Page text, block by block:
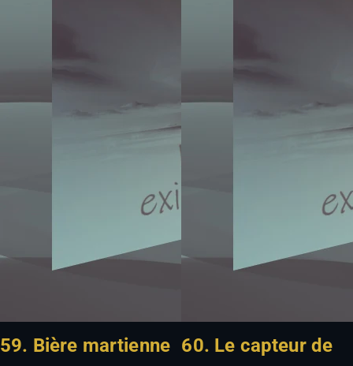
59. Bière martienne 60. Le capteur de